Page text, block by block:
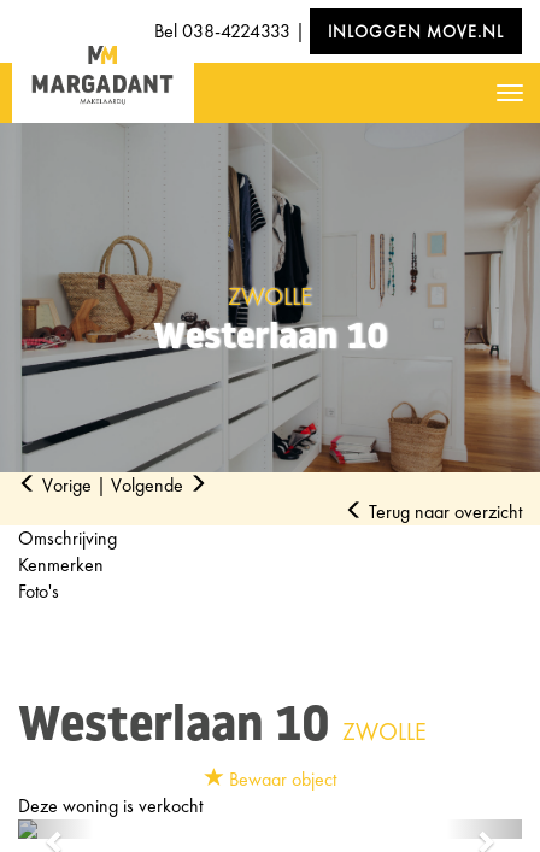
Bel038-4224333 | INLOGGEN MOVE.NL
Westerlaan 10
ZWOLLE
Vorige | Volgende
Terug naar overzicht
Omschrijving
Kenmerken
Foto's
Westerlaan 10 ZWOLLE
Bewaar object
Deze woning is verkocht
Previous Next